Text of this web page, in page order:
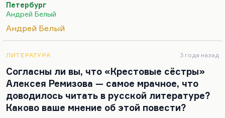
«Серебряный голубь» — такой апофеоз Востока,
иррациональных верований, сектантства. А
«Петербург» — это конфликт Востока и Запада,
татарским представлением о государственности
сталкивается с представлением европейским. Там
же отец — европеец, а сын — азиат. Вот такое
страшное противопоставление: Николай
Аполлонович противостоит Аполлону…
Петербург
Андрей Белый
Андрей Белый
ЛИТЕРАТУРА 3 года назад
Согласны ли вы, что «Крестовые сёстры»
Алексея Ремизова — самое мрачное, что
доводилось читать в русской литературе?
Каково ваше мнение об этой повести?